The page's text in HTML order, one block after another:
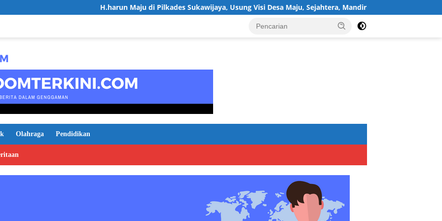
H.harun Maju di Pilkades Sukawijaya, Usung Visi Desa Maju, Sejahtera, Mandiri, dan Religius Bangun Sukawijaya
Olahraga Pendidikan